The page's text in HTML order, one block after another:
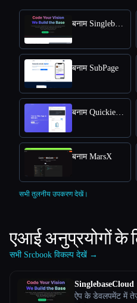
बनाम SinglebaseCloud
बनाम SubPage
बनाम Quickie Dev
बनाम MarsX
सभी तुलनीय उपकरण देखें।
एआई अनुप्रयोगों के
सभी Srcbook विकल्प देखें →
SinglebaseCloud
ऐप के डेवलपमेंट में